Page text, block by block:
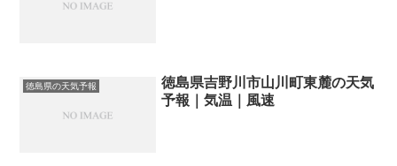
徳島県の天気予報
徳島県吉野川市山川町東麓の天気
予報｜気温｜風速